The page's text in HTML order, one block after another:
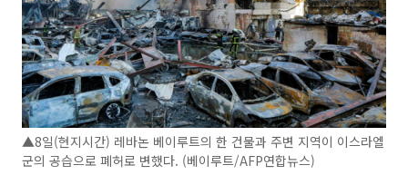
▲8일(현지시간) 레바논 베이루트의 한 건물과 주변 지역이 이스라엘
군의 공습으로 폐허로 변했다. (베이루트/AFP연합뉴스)